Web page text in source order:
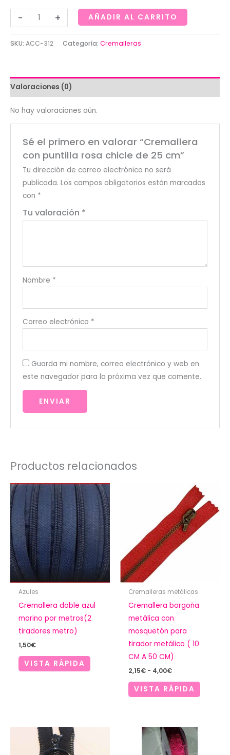
-
Cremallera
con
puntilla
de
25
cantidad
+ AÑADIR AL CARRITO
SKU: ACC-312 Categoría: Cremalleras
Valoraciones (0)
No hay valoraciones aún.
Sé el primero en valorar “Cremallera
con puntilla rosa chicle de 25 cm”
Tu dirección de correo electrónico no será
publicada. Los campos obligatorios están marcados
con *
Tu valoración *
Nombre *
Correo electrónico *
Guarda mi nombre, correo electrónico y web en
este navegador para la próxima vez que comente.
Productos relacionados
Azules
Cremallera doble azul
marino por metros(2
tiradores metro)
1,50€
VISTA RÁPIDA
Cremalleras metálicas
Cremallera borgoña
metálica con
mosquetón para
tirador metálico ( 10
CM A 50 CM)
2,15€ - 4,00€Rango
precios:
VISTA RÁPIDA